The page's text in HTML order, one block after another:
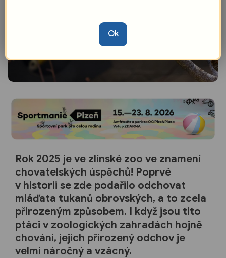
Rok 2025 je ve zlínské zoo ve znamení
chovatelských úspěchů! Poprvé
v historii se zde podařilo odchovat
mláďata tukanů obrovských, a to zcela
přirozeným způsobem. I když jsou tito
ptáci v zoologických zahradách hojně
chováni, jejich přirozený odchov je
velmi náročný a vzácný.
Ok